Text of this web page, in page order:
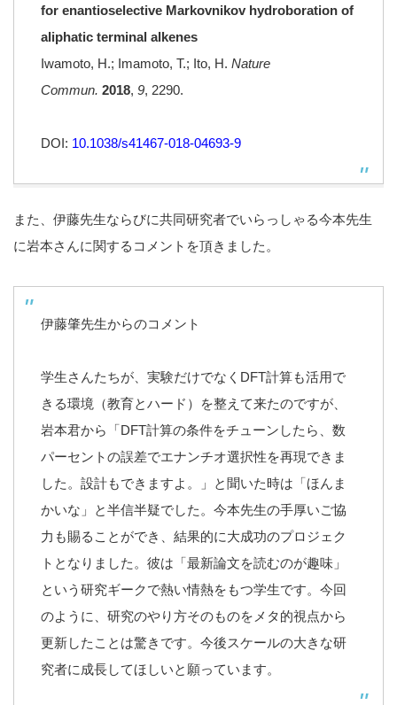
for enantioselective Markovnikov hydroboration of
aliphatic terminal alkenes
Iwamoto, H.; Imamoto, T.; Ito, H. Nature
Commun. 2018, 9, 2290.
DOI: 10.1038/s41467-018-04693-9
また、伊藤先生ならびに共同研究者でいらっしゃる今本先生
に岩本さんに関するコメントを頂きました。
伊藤肇先生からのコメント
学生さんたちが、実験だけでなくDFT計算も活用で
きる環境（教育とハード）を整えて来たのですが、
岩本君から「DFT計算の条件をチューンしたら、数
パーセントの誤差でエナンチオ選択性を再現できま
した。設計もできますよ。」と聞いた時は「ほんま
かいな」と半信半疑でした。今本先生の手厚いご協
力も賜ることができ、結果的に大成功のプロジェク
トとなりました。彼は「最新論文を読むのが趣味」
という研究ギークで熱い情熱をもつ学生です。今回
のように、研究のやり方そのものをメタ的視点から
更新したことは驚きです。今後スケールの大きな研
究者に成長してほしいと願っています。